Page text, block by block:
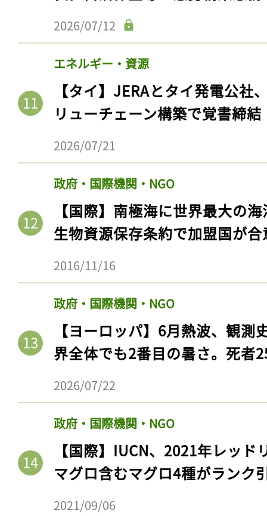
2026/07/12
エネルギー・資源
【タイ】JERAとタイ発電公社
リューチェーン構築で覚書締結
2026/07/21
政府・国際機関・NGO
【国際】南極海に世界最大の
生物資源保存条約で加盟国が合
2016/11/16
政府・国際機関・NGO
【ヨーロッパ】6月熱波、観
界全体でも2番目の暑さ。死者
2026/07/22
政府・国際機関・NGO
【国際】IUCN、2021年レッ
マグロ含むマグロ4種がランク
2021/09/06